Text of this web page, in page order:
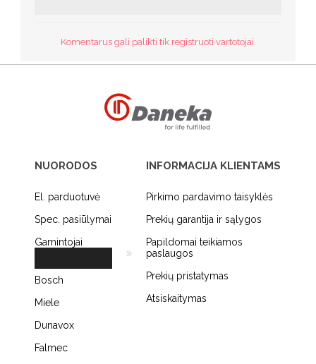
Komentarus gali palikti tik registruoti vartotojai.
NUORODOS
El. parduotuvė
Spec. pasiūlymai
Gamintojai
Bosch
Miele
Dunavox
Falmec
INFORMACIJA KLIENTAMS
Pirkimo pardavimo taisyklės
Prekių garantija ir sąlygos
Papildomai teikiamos
paslaugos
Prekių pristatymas
Atsiskaitymas